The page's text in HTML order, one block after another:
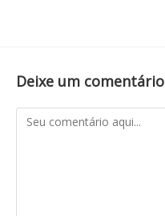
Deixe um comentário